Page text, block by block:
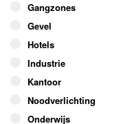
gekozen
worden
op
productpagina
Gangzones
Gevel
Hotels
Industrie
Kantoor
Noodverlichting
Onderwijs